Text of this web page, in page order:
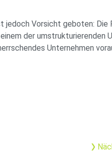
jedoch Vorsicht geboten: Die
der umstrukturierenden
Unternehmen